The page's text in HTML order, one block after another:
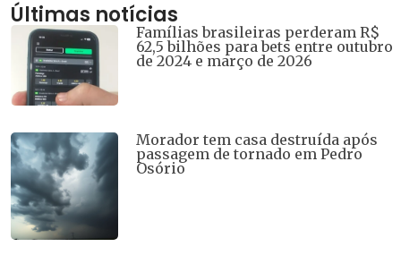
Últimas notícias
Famílias brasileiras perderam R$
62,5 bilhões para bets entre outubro
de 2024 e março de 2026
Morador tem casa destruída após
passagem de tornado em Pedro
Osório